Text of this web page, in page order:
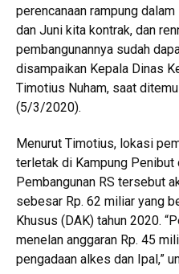
perencanaan rampung
dan Juni kita kontrak, dan
pembangunannya sudah
disampaikan Kepala Dinas
Timotius Nuham, saat
(5/3/2020).
Menurut Timotius, lokasi
terletak di Kampung Penibut
Pembangunan RS tersebut
sebesar Rp. 62 miliar yang
Khusus (DAK) tahun 2020.
menelan anggaran Rp. 45
pengadaan alkes dan Ipal,”